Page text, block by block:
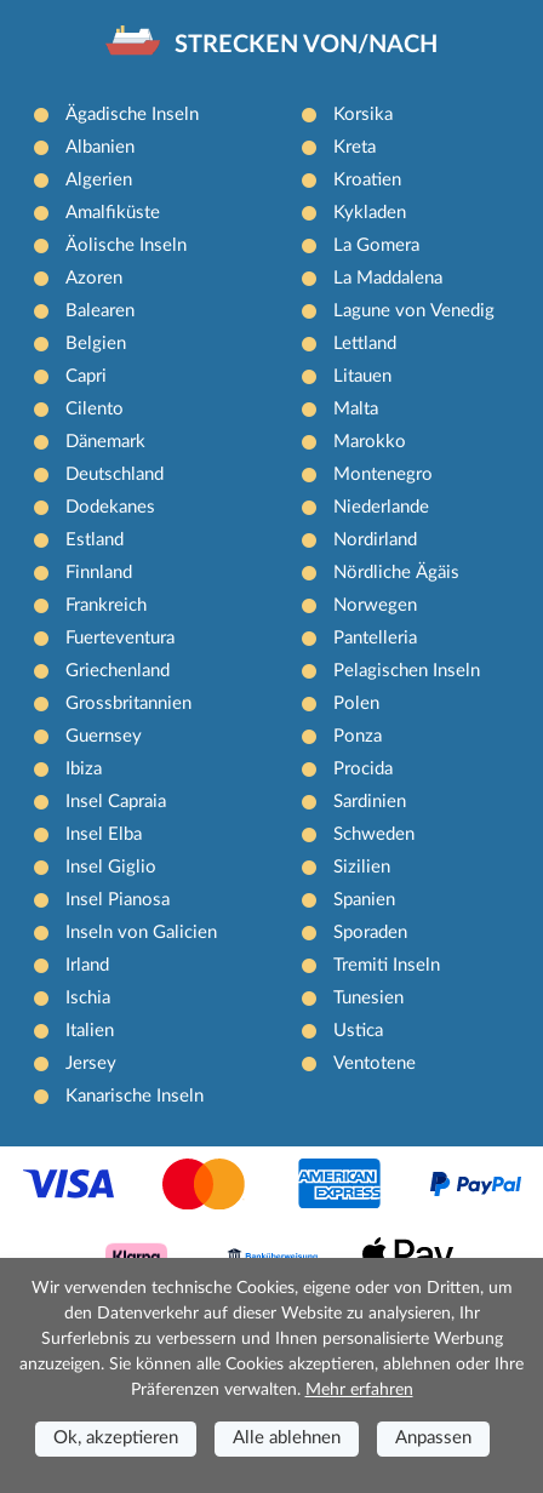
STRECKEN VON/NACH
Ägadische Inseln
Albanien
Algerien
Amalfiküste
Äolische Inseln
Azoren
Balearen
Belgien
Capri
Cilento
Dänemark
Deutschland
Dodekanes
Estland
Finnland
Frankreich
Fuerteventura
Griechenland
Grossbritannien
Guernsey
Ibiza
Insel Capraia
Insel Elba
Insel Giglio
Insel Pianosa
Inseln von Galicien
Irland
Ischia
Italien
Jersey
Kanarische Inseln
Korsika
Kreta
Kroatien
Kykladen
La Gomera
La Maddalena
Lagune von Venedig
Lettland
Litauen
Malta
Marokko
Montenegro
Niederlande
Nordirland
Nördliche Ägäis
Norwegen
Pantelleria
Pelagischen Inseln
Polen
Ponza
Procida
Sardinien
Schweden
Sizilien
Spanien
Sporaden
Tremiti Inseln
Tunesien
Ustica
Ventotene
DIE FIRMA
Kontakte
Wir verwenden technische Cookies, eigene oder von Dritten, um
den Datenverkehr auf dieser Website zu analysieren, Ihr
Surferlebnis zu verbessern und Ihnen personalisierte Werbung
anzuzeigen. Sie können alle Cookies akzeptieren, ablehnen oder Ihre
Präferenzen verwalten. Mehr erfahren
Ok, akzeptieren Alle ablehnen Anpassen